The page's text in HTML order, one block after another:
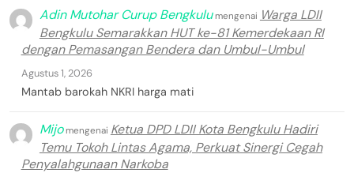
Adin Mutohar Curup Bengkulumengenai Warga LDII
Bengkulu Semarakkan HUT ke-81 Kemerdekaan RI
dengan Pemasangan Bendera dan Umbul-Umbul
Agustus 1, 2026
Mantab barokah NKRI harga mati
Mijomengenai Ketua DPD LDII Kota Bengkulu Hadiri
Temu Tokoh Lintas Agama, Perkuat Sinergi Cegah
Penyalahgunaan Narkoba